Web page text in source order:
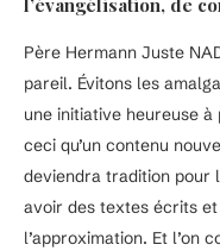
l’évangélisation, de
Père Hermann Juste
pareil. Évitons les
une initiative heureuse
ceci qu’un contenu
deviendra tradition pour
avoir des textes écrits
l’approximation. Et l’on